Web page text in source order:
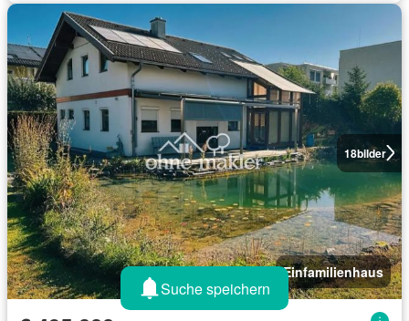
18bilder
Einfamilienhaus
Suche speichern